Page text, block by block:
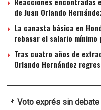
de Juan Orlando
La canasta básica en
rebasar el salario mínimo
Tras cuatro años de
Orlando Hernández
📌 Voto exprés sin